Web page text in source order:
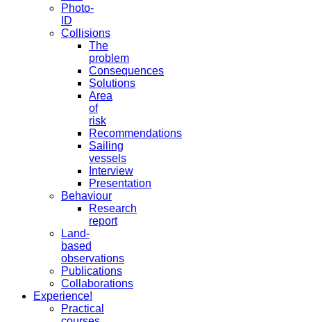
Photo-
ID
Collisions
The
problem
Consequences
Solutions
Area
of
risk
Recommendations
Sailing
vessels
Interview
Presentation
Behaviour
Research
report
Land-
based
observations
Publications
Collaborations
Experience!
Practical